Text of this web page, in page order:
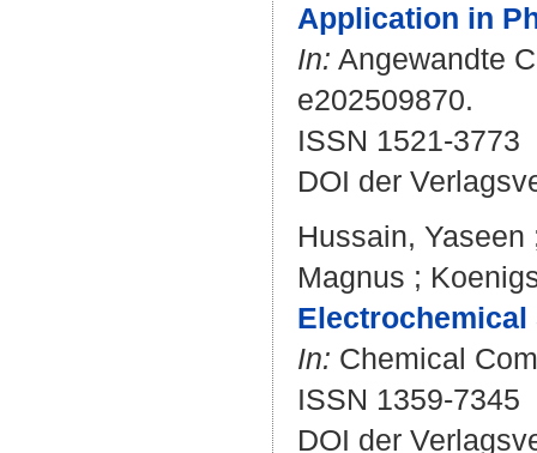
Application in
In: Angewandte
e202509870.
ISSN 1521-3773
DOI der
Hussain, Yaseen
Magnus ;
In: Chemical
ISSN 1359-7345
DOI der